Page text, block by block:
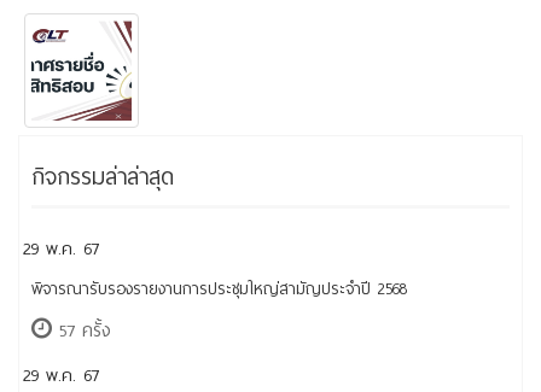
กิจกรรมล่าล่าสุด
29 พ.ค. 67
พิจารณารับรองรายงานการประชุมใหญ่สามัญประจำปี 2568
57 ครั้ง
29 พ.ค. 67